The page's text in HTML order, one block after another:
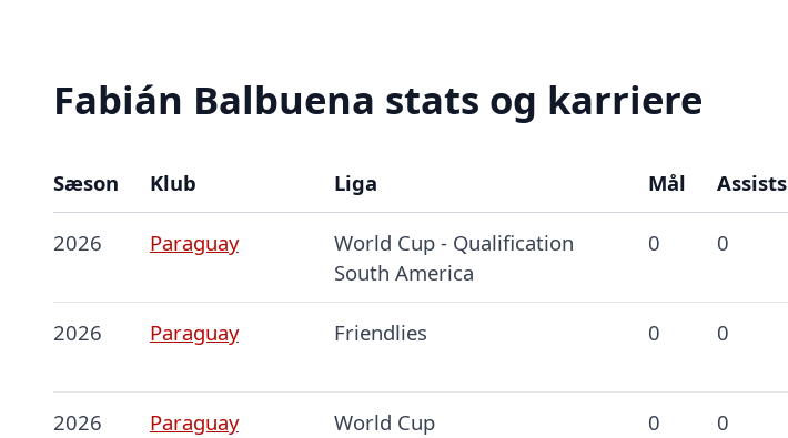
Fabián Balbuena stats og karriere
Sæson Klub Liga Mål Assists
2026 Paraguay
World Cup - Qualification
South America
0 0
2026 Paraguay Friendlies 0 0
2026 Paraguay World Cup 0 0